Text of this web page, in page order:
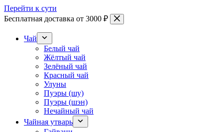
Перейти к сути
Бесплатная доставка от 3000 ₽
Чай
Белый чай
Жёлтый чай
Зелёный чай
Красный чай
Улуны
Пуэры (шу)
Пуэры (шэн)
Нечайный чай
Чайная утварь